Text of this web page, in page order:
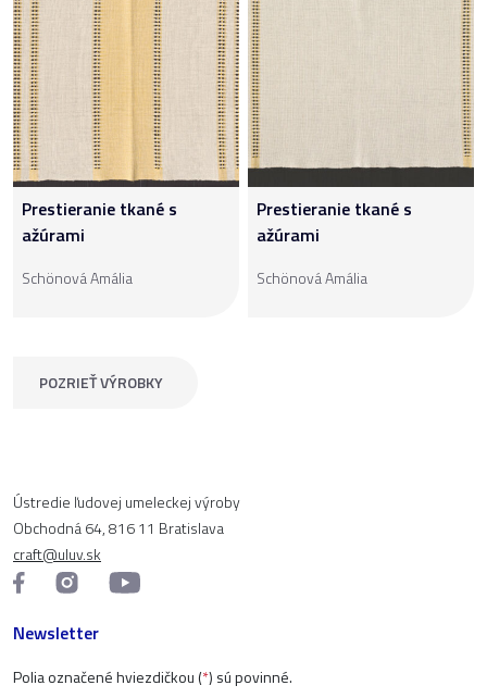
Prestieranie tkané s
ažúrami
Schönová Amália
Prestieranie tkané s
ažúrami
Schönová Amália
POZRIEŤ VÝROBKY
Ústredie ľudovej umeleckej výroby
Obchodná 64, 816 11 Bratislava
craft@uluv.sk
Newsletter
Polia označené hviezdičkou (*) sú povinné.